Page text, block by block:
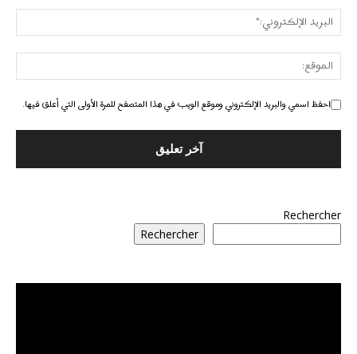
احفظ اسمي والبريد الإلكتروني وموقع الويب في هذا المتصفح للمرة الأولى التي أعلق فيها.
Rechercher
Rechercher